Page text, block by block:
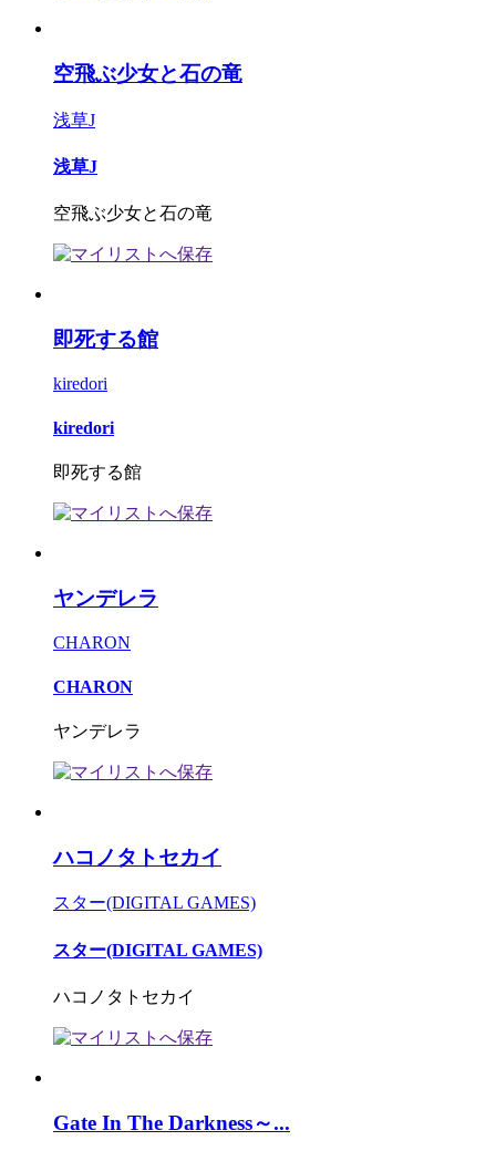
空飛ぶ少女と石の竜
浅草J
浅草J
空飛ぶ少女と石の竜
即死する館
kiredori
kiredori
即死する館
ヤンデレラ
CHARON
CHARON
ヤンデレラ
ハコノタトセカイ
スター(DIGITAL GAMES)
スター(DIGITAL GAMES)
ハコノタトセカイ
Gate In The Darkness～...